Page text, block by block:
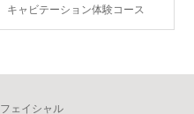
キャビテーション体験コース
フェイシャル